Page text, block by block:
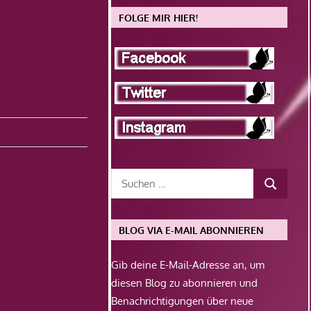
FOLGE MIR HIER!
BLOG VIA E-MAIL ABONNIEREN
Gib deine E-Mail-Adresse an, um
diesen Blog zu abonnieren und
Benachrichtigungen über neue